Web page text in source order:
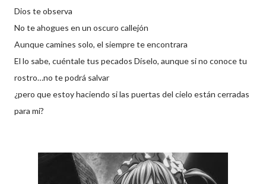
Dios te observa
No te ahogues en un oscuro callejón
Aunque camines solo, el siempre te encontrara
El lo sabe, cuéntale tus pecados Díselo, aunque si no conoce tu
rostro…no te podrá salvar
¿pero que estoy haciendo si las puertas del cielo están cerradas
para mi?